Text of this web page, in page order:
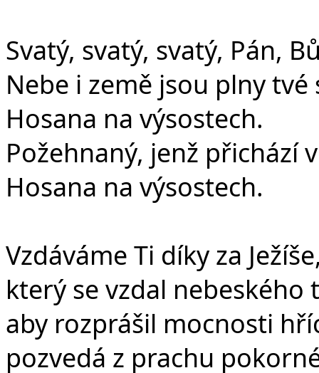
Svatý, svatý, svatý, Pán,
Nebe i země jsou plny tvé
Hosana na výsostech.
Požehnaný, jenž přichází
Hosana na výsostech.
Vzdáváme Ti díky za
který se vzdal
aby rozprášil mocnosti
pozvedá z prachu